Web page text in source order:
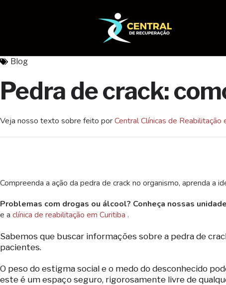
Blog
Pedra de crack:
Veja nosso texto sobre feito porCentral Clínicas de Reabilitação
Compreenda a ação da pedra de crack no organismo, aprenda a
Problemas com drogas ou álcool? Conheça nossas
e a clínica de reabilitação em Curitiba .
Sabemos que buscar informações sobre a pedra de
pacientes.
O peso do estigma social e o medo do desconhecido
este é um espaço seguro, rigorosamente livre de